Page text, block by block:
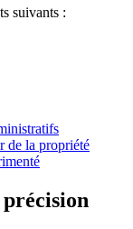
suivants :
de la propriété